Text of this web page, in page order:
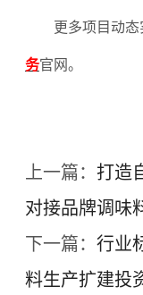
更多项目动
务官网。
上一篇： 打造
对接品牌调味
下一篇： 行业
料生产扩建投